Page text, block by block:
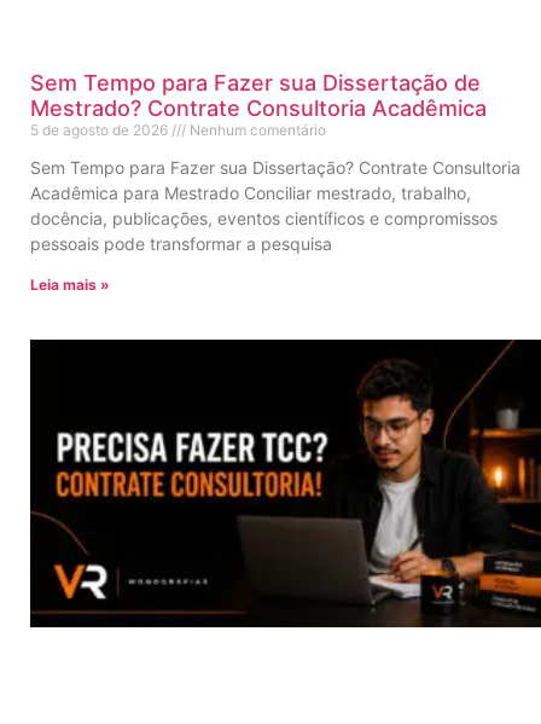
Sem Tempo para Fazer sua Dissertação de
Mestrado? Contrate Consultoria Acadêmica
5 de agosto de 2026 Nenhum comentário
Sem Tempo para Fazer sua Dissertação? Contrate Consultoria
Acadêmica para Mestrado Conciliar mestrado, trabalho,
docência, publicações, eventos científicos e compromissos
pessoais pode transformar a pesquisa
Leia mais »